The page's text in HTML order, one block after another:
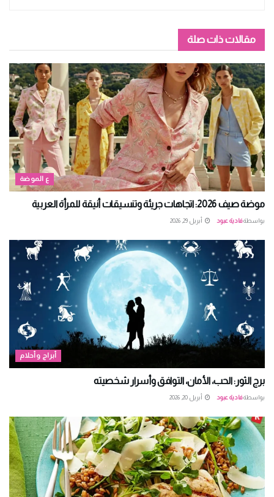
مقالات ذات صلة
ع الموضة
موضة صيف 2026: اتجاهات جريئة وتنسيقات أنيقة للمرأة العربية
بواسطةفادية عبود أبريل 29, 2026
أبراج وأحلام
برج الثور: الحب، الأمان، التوافق وأسرار شخصيته
بواسطةفادية عبود أبريل 20, 2026